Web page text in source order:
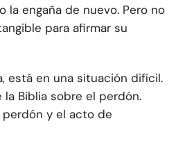
la engaña de nuevo. Pero no
para afirmar su
está en una situación difícil.
Biblia sobre el perdón.
y el acto de